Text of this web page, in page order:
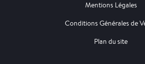
Mentions Légales
Conditions Générales de
Plan du site